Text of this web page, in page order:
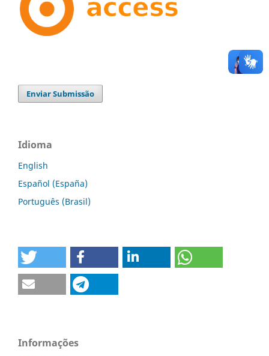
Enviar Submissão
Idioma
English
Español (España)
Português (Brasil)
Informações